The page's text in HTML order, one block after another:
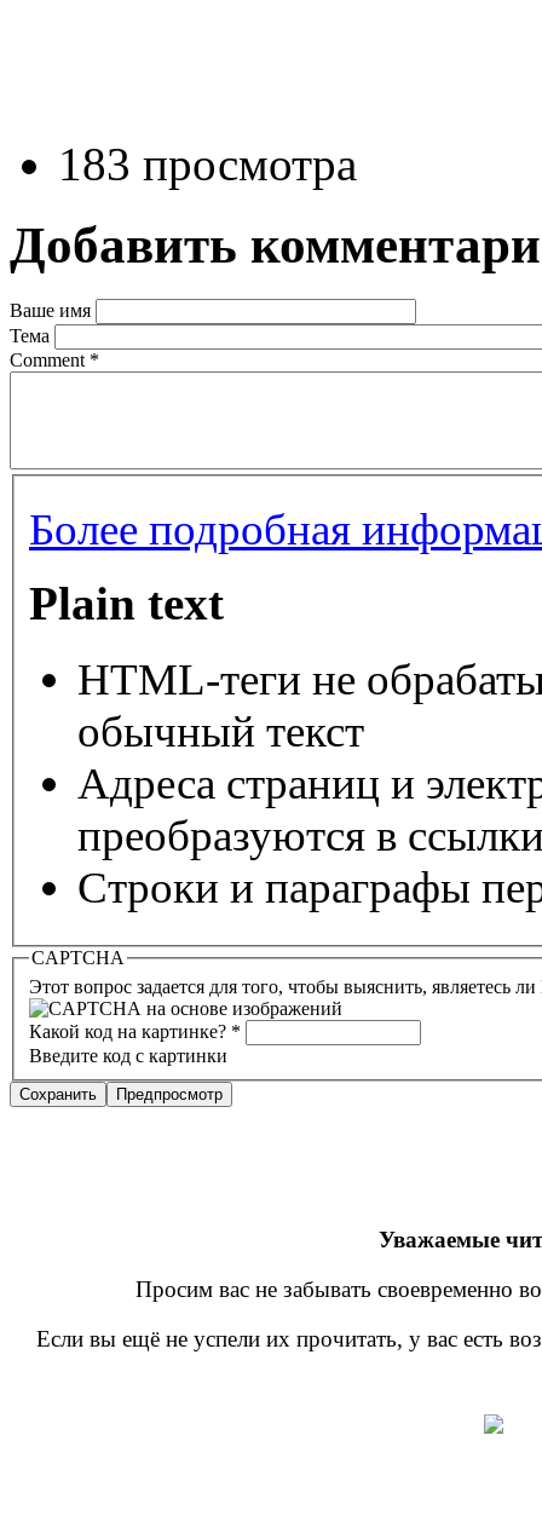
183 просмотра
Добавить
Ваше имя
Тема
Comment *
Более подробная
Plain text
HTML-теги не
обычный текст
Адреса страниц и
преобразуются в
Строки и параграфы
CAPTCHA
Этот вопрос задается для того, чтобы выяснить, являетесь
Какой код на картинке? *
Введите код с картинки
Уважаемые
Просим вас не забывать своевременно
Если вы ещё не успели их прочитать, у вас есть